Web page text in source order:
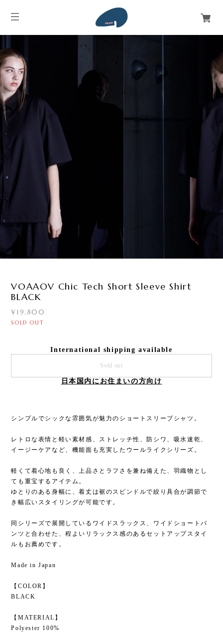
3
VOAAOV Chic Tech Short Sleeve Shirt
BLACK
¥19,800
SOLD OUT
International shipping available
Sold out
日本国内にお住まいの方向け
シンプルでシックな雰囲気が魅力のショートスリーブシャツ。
レトロな表情と軽い素材感、ストレッチ性、防シワ、吸水速乾、
イージーケアなど、機能面も充実したウールライクシリーズ。
軽くて着心地も良く、上品さとラフさを兼ね備えた、羽織物とし
ても重宝するアイテム。
ゆとりのある身幅に、着丈は裾のスピンドルで絞り具合が調節で
き幅広いスタイリングが可能です。
同シリーズで展開しているワイドスラックス、ワイドショートパ
ンツと合わせた、程よいリラックス感のあるセットアップスタイ
ルもお薦めです。
Made in Japan
【COLOR】
BLACK
【MATERIAL】
Polyester 100%